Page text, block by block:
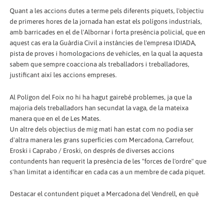
Quant a les accions dutes a terme pels diferents piquets, l'objectiu
de primeres hores de la jornada han estat els polígons industrials,
amb barricades en el de l'Albornar i forta presència policial, que en
aquest cas era la Guàrdia Civil a instàncies de l'empresa IDIADA,
pista de proves i homologacions de vehicles, en la qual la aquesta
sabem que sempre coacciona als treballadors i treballadores,
justificant així les accions empreses.
Al Polígon del Foix no hi ha hagut gairebé problemes, ja que la
majoria dels treballadors han secundat la vaga, de la mateixa
manera que en el de Les Mates.
Un altre dels objectius de mig matí han estat com no podia ser
d'altra manera les grans superfícies com Mercadona, Carrefour,
Eroski i Caprabo / Eroski, on després de diverses accions
contundents han requerit la presència de les "forces de l'ordre" que
s'han limitat a identificar en cada cas a un membre de cada piquet.
Destacar el contundent piquet a Mercadona del Vendrell, en què